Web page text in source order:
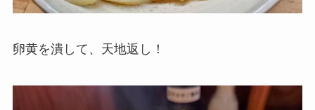
卵黄を潰して、天地返し！